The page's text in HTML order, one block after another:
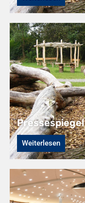
Pressespiegel
Weiterlesen